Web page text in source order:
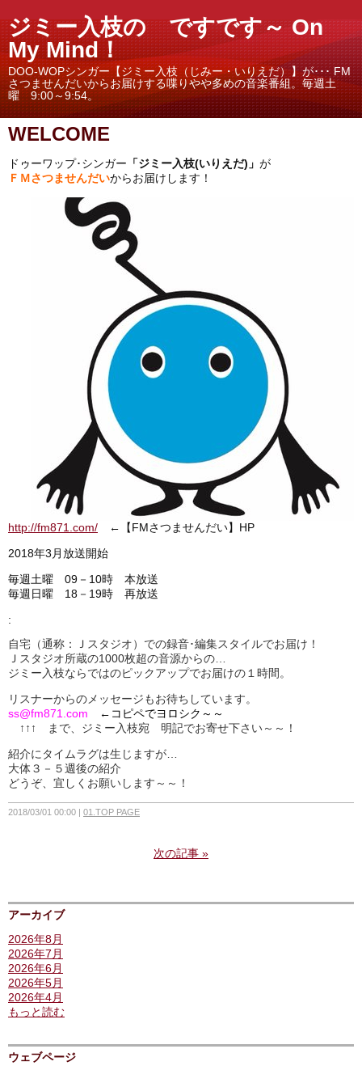
ジミー入枝の ですです～ On
My Mind！
DOO-WOPシンガー【ジミー入枝（じみー・いりえだ）】が･･･ FM
さつませんだいからお届けする喋りやや多めの音楽番組。毎週土
曜 9:00～9:54。
WELCOME
ドゥーワップ･シンガー 「ジミー入枝(いりえだ)」 が
ＦＭさつませんだいからお届けします！
http://fm871.com/ ←【FMさつませんだい】HP
2018年3月放送開始
毎週土曜 09－10時 本放送
毎週日曜 18－19時 再放送
:
自宅（通称：Ｊスタジオ）での録音･編集スタイルでお届け！
Ｊスタジオ所蔵の1000枚超の音源からの…
ジミー入枝ならではのピックアップでお届けの１時間。
リスナーからのメッセージもお待ちしています。
ss@fm871.com
←コピペでヨロシク～～
↑↑↑ まで、ジミー入枝宛 明記でお寄せ下さい～～！
紹介にタイムラグは生じますが…
大体３－５週後の紹介
どうぞ、宜しくお願いします～～！
2018/03/01 00:00 01.TOP PAGE
次の記事 »
アーカイブ
2026年8月
2026年7月
2026年6月
2026年5月
2026年4月
もっと読む
ウェブページ